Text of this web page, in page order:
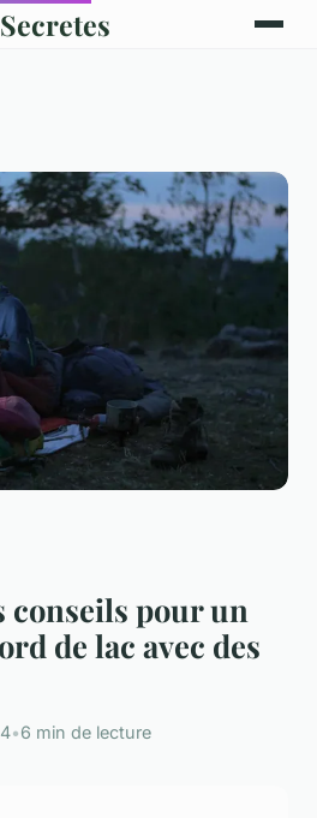
conseils pour un
de lac avec des
•6 min de lecture